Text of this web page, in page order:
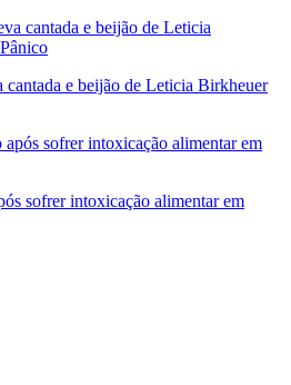
e beijão de Leticia Birkheuer
sofrer intoxicação alimentar em